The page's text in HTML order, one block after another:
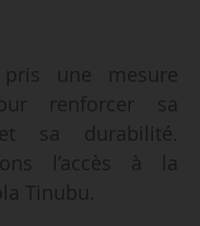
une mesure
renforcer sa
sa durabilité.
l’accès à la
Tinubu.